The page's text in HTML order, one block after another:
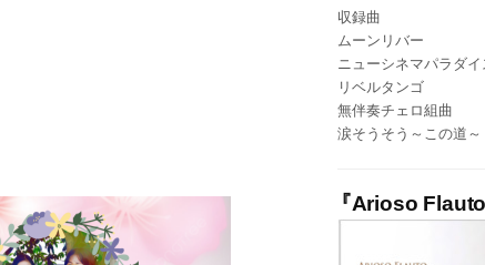
収録曲
ムーンリバー
ニューシネマパラダイ
リベルタンゴ
無伴奏チェロ組曲
涙そうそう～この道
『Arioso Flauto